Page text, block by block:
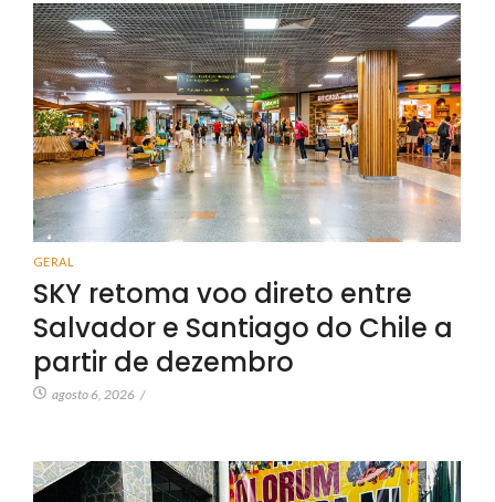
GERAL
SKY retoma voo direto entre
Salvador e Santiago do Chile a
partir de dezembro
agosto 6, 2026 /